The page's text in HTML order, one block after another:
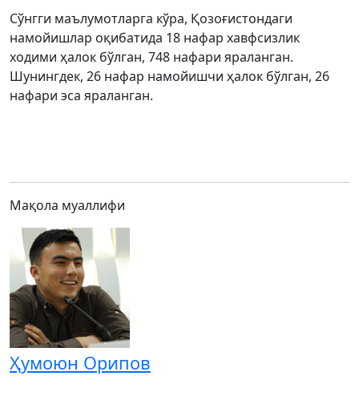
Сўнгги маълумотларга кўра, Қозоғистондаги
намойишлар оқибатида 18 нафар хавфсизлик
ходими ҳалок бўлган, 748 нафари яраланган.
Шунингдек, 26 нафар намойишчи ҳалок бўлган, 26
нафари эса яраланган.
Мақола муаллифи
Ҳумоюн Орипов